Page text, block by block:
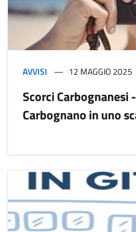
AVVISI 12 MAGGIO 2025
Scorci
Carbognano in uno